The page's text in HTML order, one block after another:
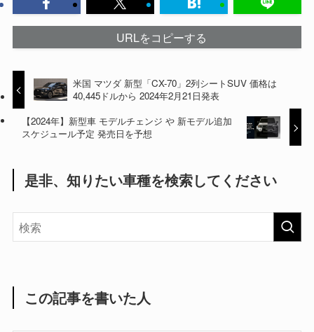
URLをコピーする
米国 マツダ 新型「CX-70」2列シートSUV 価格は
40,445ドルから 2024年2月21日発表
【2024年】新型車 モデルチェンジ や 新モデル追加
スケジュール予定 発売日を予想
是非、知りたい車種を検索してください
この記事を書いた人